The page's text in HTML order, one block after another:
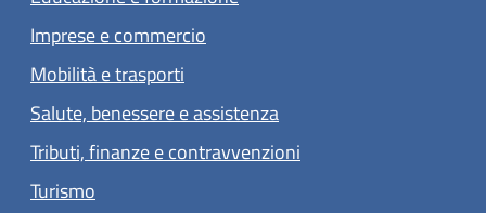
Imprese e commercio
Mobilità e trasporti
Salute, benessere e assistenza
Tributi, finanze e contravvenzioni
Turismo